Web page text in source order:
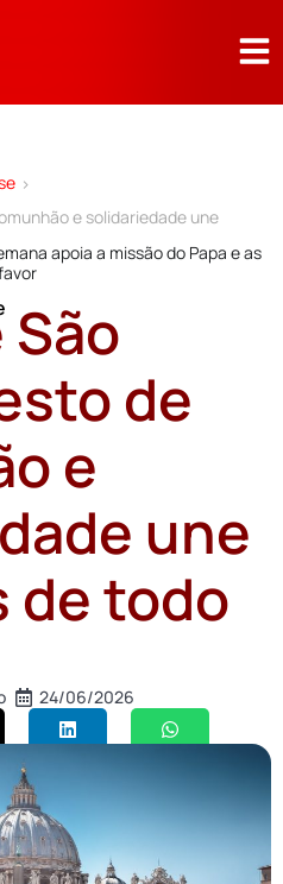
>
e solidariedade une
apoia a missão do Papa e as
de
e
une
de todo
24/06/2026